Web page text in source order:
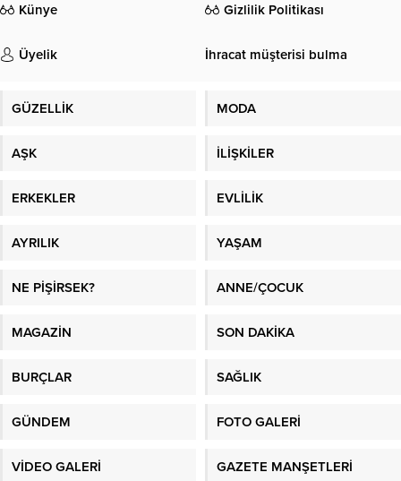
Künye Gizlilik Politikası
Üyelik İhracat müşterisi bulma
GÜZELLİK MODA
AŞK İLİŞKİLER
ERKEKLER EVLİLİK
AYRILIK YAŞAM
NE PİŞİRSEK? ANNE/ÇOCUK
MAGAZİN SON DAKİKA
BURÇLAR SAĞLIK
GÜNDEM FOTO GALERİ
VİDEO GALERİ GAZETE MANŞETLERİ